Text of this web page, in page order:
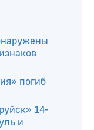
погиб
14-
и